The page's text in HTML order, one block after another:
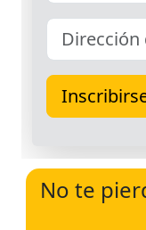
No te